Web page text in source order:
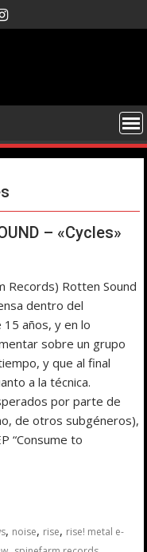
– «Cycles»
Records) Rotten Sound
dentro del
15 años, y en lo
sobre un grupo
y que al final
a la técnica.
por parte de
de otros subgéneros),
“Consume to
, noise, rise, rise! metal e-